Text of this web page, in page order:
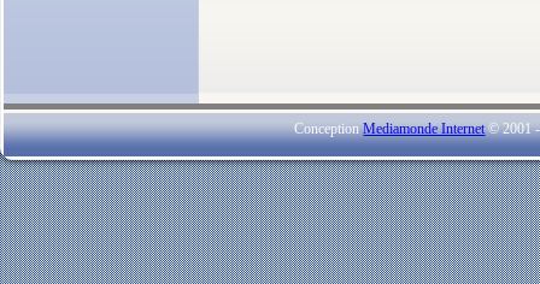
ConceptionMediamonde Internet© 2001 -